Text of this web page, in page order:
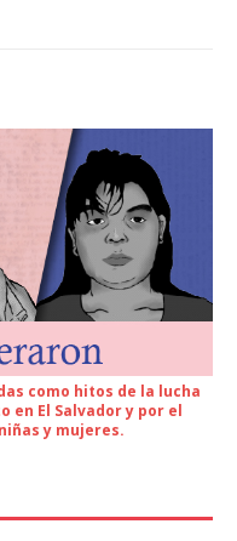
como hitos de la lucha
en El Salvador y por el
y mujeres.